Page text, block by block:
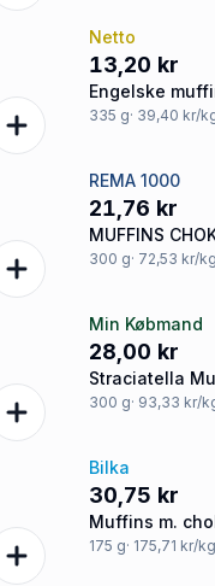
Netto
13,20 kr
Engelske
335 g· 39,40 kr/
REMA 1000
21,76 kr
MUFFINS
300 g· 72,53 kr/kg
Min Købmand
28,00 kr
Straciatella
300 g· 93,33 kr/
Bilka
30,75 kr
Muffins m.
175 g· 175,71 kr/kg